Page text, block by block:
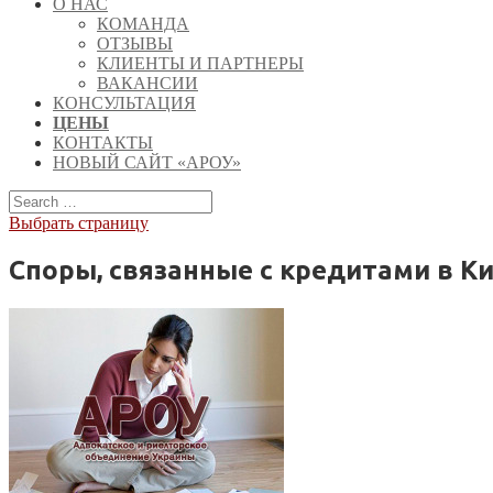
О НАС
КОМАНДА
ОТЗЫВЫ
КЛИЕНТЫ И ПАРТНЕРЫ
ВАКАНСИИ
КОНСУЛЬТАЦИЯ
ЦЕНЫ
КОНТАКТЫ
НОВЫЙ САЙТ «АРОУ»
Выбрать страницу
Споры, связанные с кредитами в